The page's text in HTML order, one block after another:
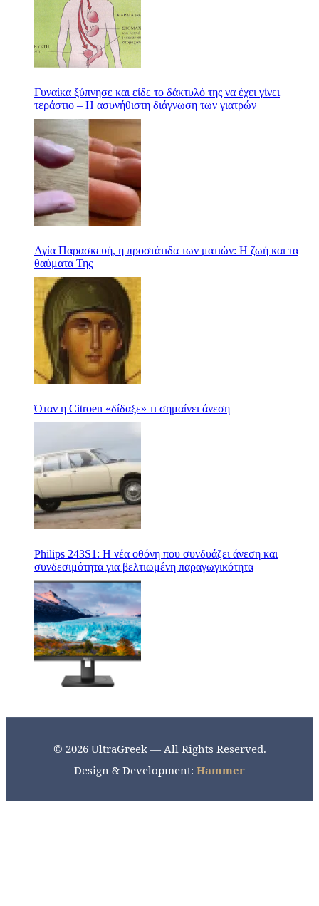
Γυναίκα ξύπνησε και είδε το δάκτυλό της να έχει γίνει
τεράστιο – Η ασυνήθιστη διάγνωση των γιατρών
Αγία Παρασκευή, η προστάτιδα των ματιών: Η ζωή και τα
θαύματα Της
Όταν η Citroen «δίδαξε» τι σημαίνει άνεση
Philips 243S1: Η νέα οθόνη που συνδυάζει άνεση και
συνδεσιμότητα για βελτιωμένη παραγωγικότητα
© 2026 UltraGreek — All Rights Reserved.
Design & Development: Hammer